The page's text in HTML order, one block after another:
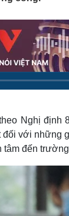
thể thao
- Điện ảnh
Nghị định
với những
tâm đến